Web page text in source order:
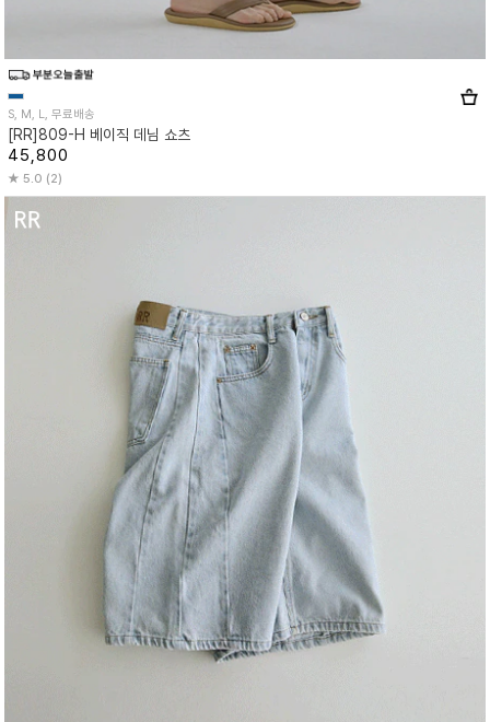
S, M, L, 무료배송
[RR]809-H 베이직 데님 쇼츠
45,800
5.0 (2)